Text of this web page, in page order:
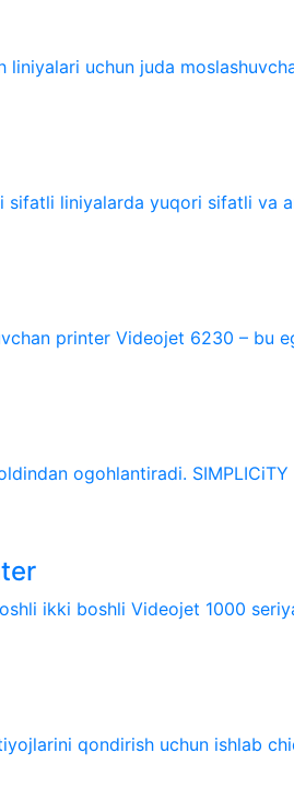
uchun juda
liniyalarda yuqori sifatli va
printer Videojet 6230 – bu
ogohlantiradi.
ikki boshli Videojet 1000
qondirish uchun ishlab